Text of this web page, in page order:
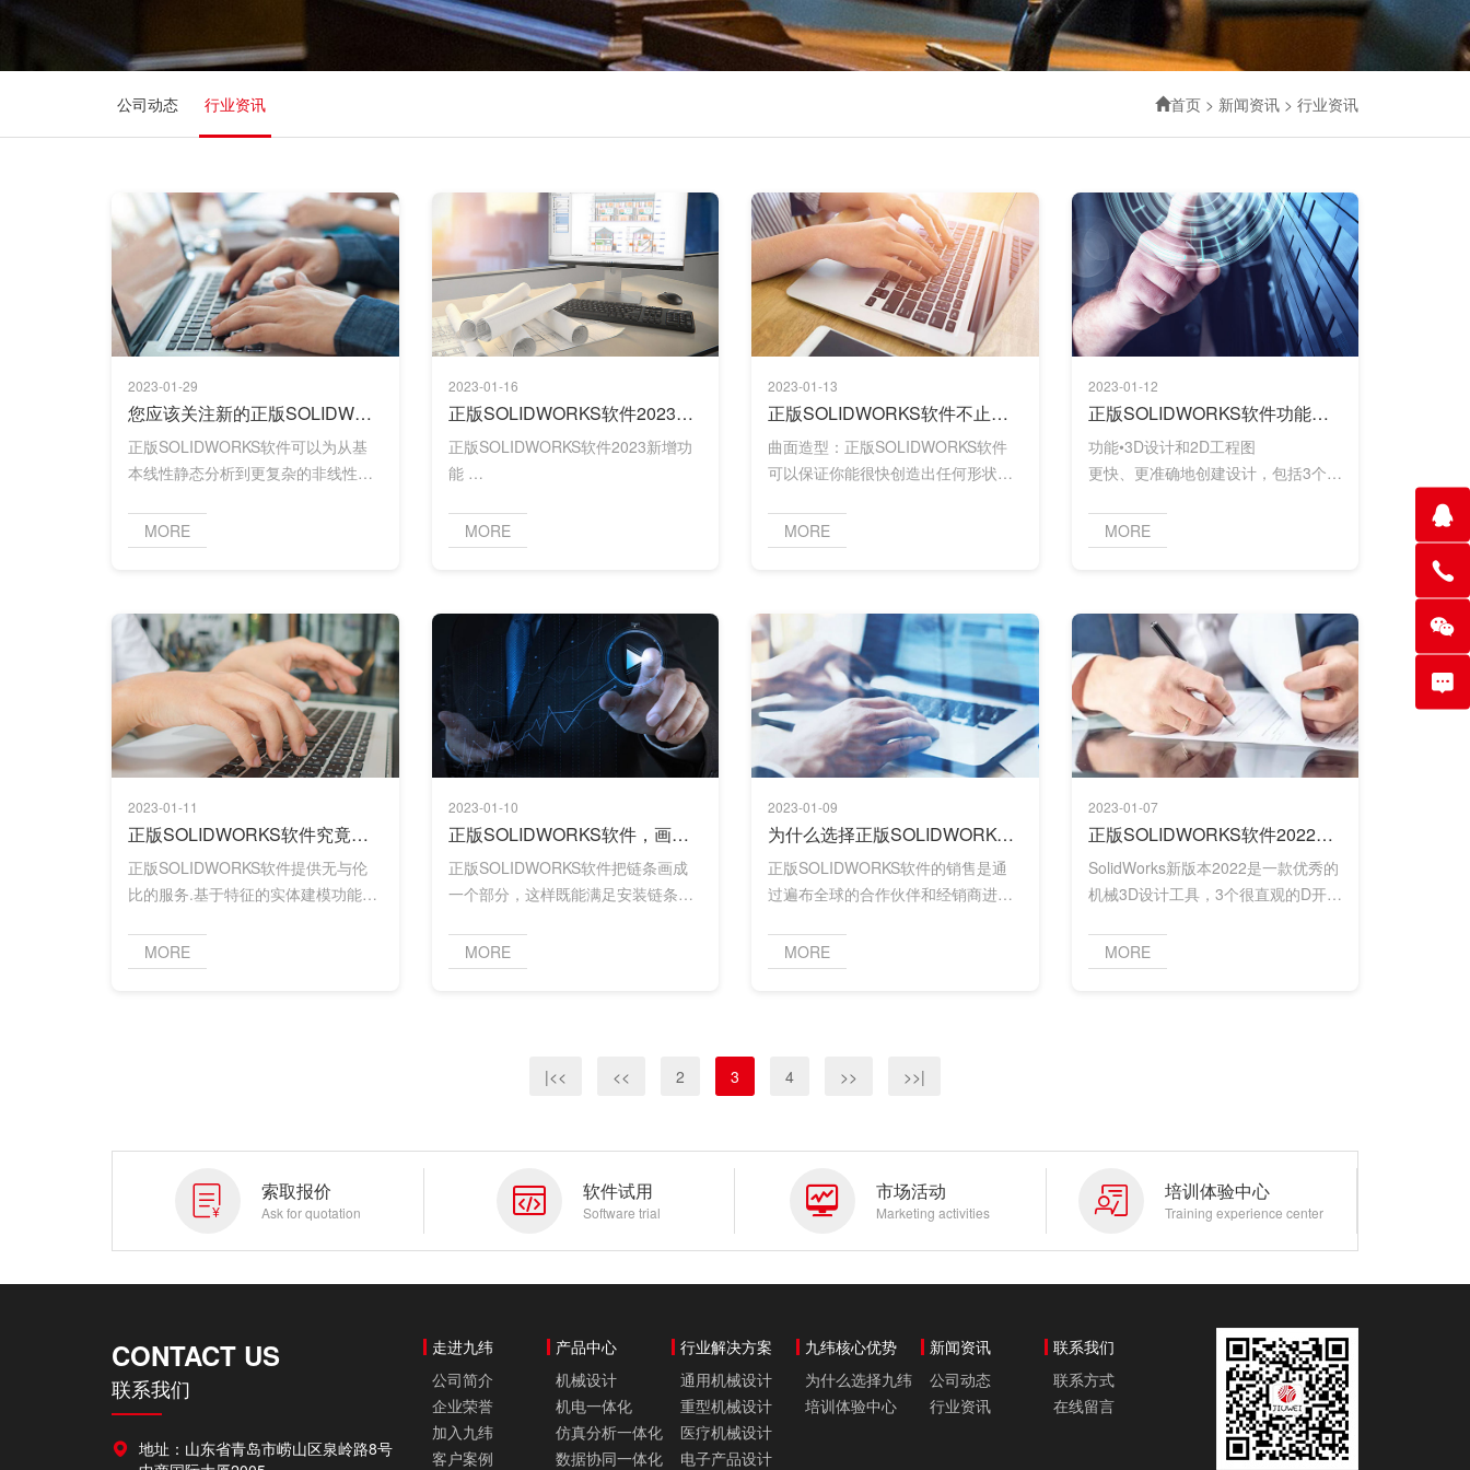
公司动态 行业资讯 首页 > 新闻资讯 > 行业资讯
2023-01-29
您应该关注新的正版SOLIDWORKS软件提供的 4 个理由
正版SOLIDWORKS软件可以为从基
本线性静态分析到更复杂的非线性和
可靠的结果。使用 SOLIDWORKS 仿
真加快设计流程的迭代和原型设计阶
MORE
2023-01-16
正版SOLIDWORKS软件2023新增功能
正版SOLIDWORKS软件2023新增功
能
1.装配体
已分析模式。
MORE
2023-01-13
正版SOLIDWORKS软件不止步于三维
曲面造型：正版SOLIDWORKS软件
可以保证你能很快创造出任何形状。
MORE
2023-01-12
正版SOLIDWORKS软件功能，简直不要太全面！
功能•3D设计和2D工程图
更快、更准确地创建设计，包括3个复
图。
MORE
2023-01-11
正版SOLIDWORKS软件究竟是什么？有什么用？
正版SOLIDWORKS软件提供无与伦
比的服务.基于特征的实体建模功能。
现产品设计的特点阵列、打孔等操
作。
MORE
2023-01-10
正版SOLIDWORKS软件，画好链条不要太简单！
正版SOLIDWORKS软件把链条画成
一个部分，这样既能满足安装链条的
SOLIDWORKS软件使用速度。
MORE
2023-01-09
为什么选择正版SOLIDWORKS软件计划？
正版SOLIDWORKS软件的销售是通
过遍布全球的合作伙伴和经销商进行
岛九纬是该软件的顶级经销商之一，
它已将产品推销给合适的公司。 青岛
MORE
2023-01-07
正版SOLIDWORKS软件2022年更新什么啦？2023年会有突破吗？
SolidWorks新版本2022是一款优秀的
机械3D设计工具，3个很直观的D开发
各种复杂的产品。
SolidWorks它是一种工业设计软件，
MORE
|<< << 2 3 4 >> >>|
索取报价
Ask for quotation
软件试用
Software trial
市场活动
Marketing activities
培训体验中心
Training experience center
CONTACT US
联系我们
地址：山东省青岛市崂山区泉岭路8号
走进九纬
公司简介
企业荣誉
加入九纬
客户案例
产品中心
机械设计
机电一体化
仿真分析一体化
数据协同一体化
行业解决方案
通用机械设计
重型机械设计
医疗机械设计
电子产品设计
九纬核心优势
为什么选择九纬
培训体验中心
新闻资讯
公司动态
行业资讯
联系我们
联系方式
在线留言